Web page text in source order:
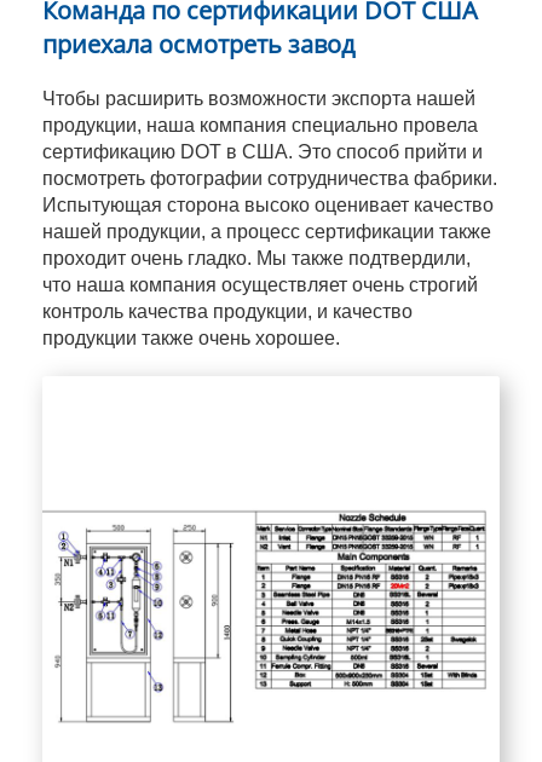
Команда по сертификации DOT США
приехала осмотреть завод
Чтобы расширить возможности экспорта нашей
продукции, наша компания специально провела
сертификацию DOT в США. Это способ прийти и
посмотреть фотографии сотрудничества фабрики.
Испытующая сторона высоко оценивает качество
нашей продукции, а процесс сертификации также
проходит очень гладко. Мы также подтвердили,
что наша компания осуществляет очень строгий
контроль качества продукции, и качество
продукции также очень хорошее.